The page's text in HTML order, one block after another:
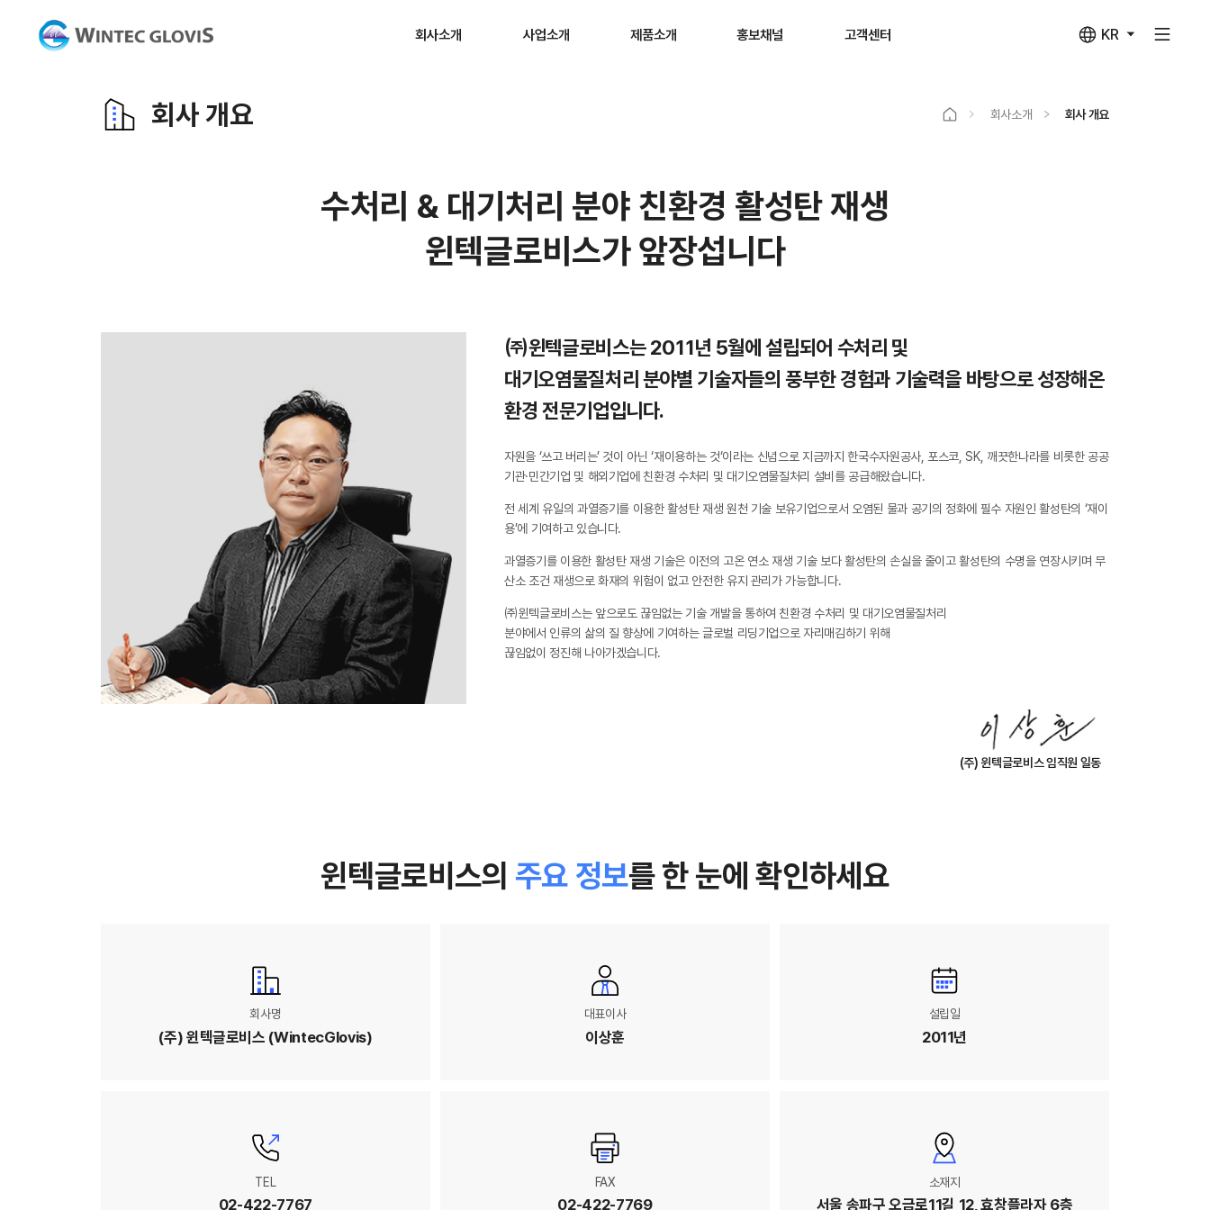
회사소개 사업소개 제품소개 홍보채널 고객센터 KR
회사 개요 회사소개 회사 개요
수처리 & 대기처리 분야 친환경 활성탄 재생
윈텍글로비스가 앞장섭니다
㈜윈텍글로비스는 2011년 5월에 설립되어 수처리 및
대기오염물질처리 분야별 기술자들의 풍부한 경험과 기술력을 바탕으로 성장해온
환경 전문기업입니다.
자원을 ‘쓰고 버리는’ 것이 아닌 ‘재이용하는 것‘이라는 신념으로 지금까지 한국수자원공사, 포스코, SK, 깨끗한나라를 비롯한 공공
기관·민간기업 및 해외기업에 친환경 수처리 및 대기오염물질처리 설비를 공급해왔습니다.
전 세계 유일의 과열증기를 이용한 활성탄 재생 원천 기술 보유기업으로서 오염된 물과 공기의 정화에 필수 자원인 활성탄의 ‘재이
용’에 기여하고 있습니다.
과열증기를 이용한 활성탄 재생 기술은 이전의 고온 연소 재생 기술 보다 활성탄의 손실을 줄이고 활성탄의 수명을 연장시키며 무
산소 조건 재생으로 화재의 위험이 없고 안전한 유지 관리가 가능합니다.
㈜윈텍글로비스는 앞으로도 끊임없는 기술 개발을 통하여 친환경 수처리 및 대기오염물질처리
분야에서 인류의 삶의 질 향상에 기여하는 글로벌 리딩기업으로 자리매김하기 위해
끊임없이 정진해 나아가겠습니다.
(주) 윈텍글로비스 임직원 일동
윈텍글로비스의 주요 정보를한 눈에 확인하세요
회사명
(주) 윈텍글로비스 (WintecGlovis)
대표이사
이상훈
설립일
2011년
TEL
02-422-7767
FAX
02-422-7769
소재지
서울 송파구 오금로11길 12,효창플라자 6층